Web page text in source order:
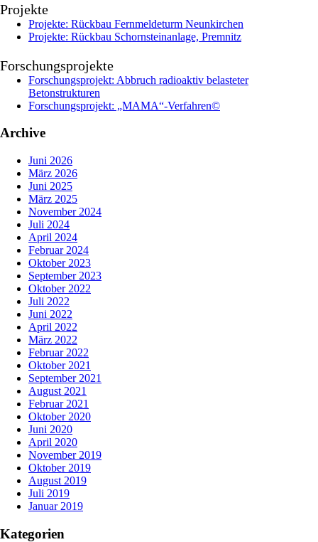
Projekte
Projekte: Rückbau Fernmeldeturm Neunkirchen
Projekte: Rückbau Schornsteinanlage, Premnitz
Forschungsprojekte
Forschungsprojekt: Abbruch radioaktiv belasteter
Betonstrukturen
Forschungsprojekt: „MAMA“-Verfahren©
Archive
Juni 2026
März 2026
Juni 2025
März 2025
November 2024
Juli 2024
April 2024
Februar 2024
Oktober 2023
September 2023
Oktober 2022
Juli 2022
Juni 2022
April 2022
März 2022
Februar 2022
Oktober 2021
September 2021
August 2021
Februar 2021
Oktober 2020
Juni 2020
April 2020
November 2019
Oktober 2019
August 2019
Juli 2019
Januar 2019
Kategorien